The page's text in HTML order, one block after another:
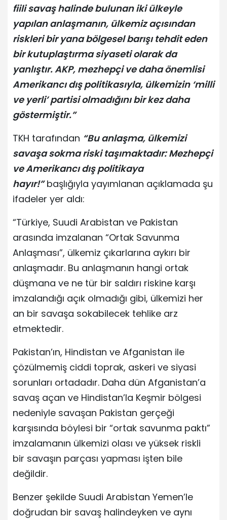
fiili savaş halinde bulunan iki ülkeyle
yapılan anlaşmanın, ülkemiz açısından
riskleri bir yana bölgesel barışı tehdit eden
bir kutuplaştırma siyaseti olarak da
yanlıştır. AKP, mezhepçi ve daha önemlisi
Amerikancı dış politikasıyla, ülkemizin ‘milli
ve yerli’ partisi olmadığını bir kez daha
göstermiştir.”
TKH tarafından “Bu anlaşma, ülkemizi
savaşa sokma riski taşımaktadır: Mezhepçi
ve Amerikancı dış politikaya
hayır!”başlığıyla yayımlanan açıklamada şu
ifadeler yer aldı:
“Türkiye, Suudi Arabistan ve Pakistan
arasında imzalanan “Ortak Savunma
Anlaşması”, ülkemiz çıkarlarına aykırı bir
anlaşmadır. Bu anlaşmanın hangi ortak
düşmana ve ne tür bir saldırı riskine karşı
imzalandığı açık olmadığı gibi, ülkemizi her
an bir savaşa sokabilecek tehlike arz
etmektedir.
Pakistan’ın, Hindistan ve Afganistan ile
çözülmemiş ciddi toprak, askeri ve siyasi
sorunları ortadadır. Daha dün Afganistan’a
savaş açan ve Hindistan’la Keşmir bölgesi
nedeniyle savaşan Pakistan gerçeği
karşısında böylesi bir “ortak savunma paktı”
imzalamanın ülkemizi olası ve yüksek riskli
bir savaşın parçası yapması işten bile
değildir.
Benzer şekilde Suudi Arabistan Yemen’le
doğrudan bir savaş halindeyken ve aynı